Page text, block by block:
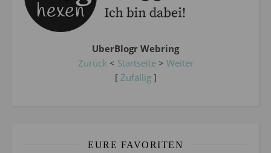
UberBlogr Webring
Zurück < Startseite> Weiter
[ Zufällig]
EURE FAVORITEN